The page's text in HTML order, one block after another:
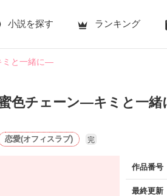
小説を探す ランキング
ミと一緒に―
色チェーン―キミと一
恋愛(オフィスラブ) 完
作品番号
最終更新